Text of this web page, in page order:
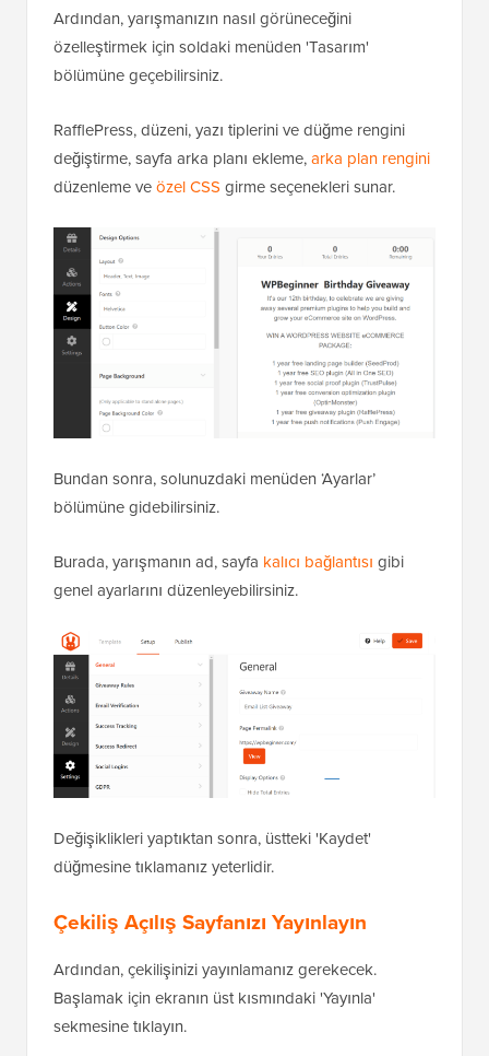
Ardından, yarışmanızın nasıl görüneceğini
özelleştirmek için soldaki menüden 'Tasarım'
bölümüne geçebilirsiniz.
RafflePress, düzeni, yazı tiplerini ve düğme rengini
değiştirme, sayfa arka planı ekleme,arka plan rengini
düzenleme veözel CSS girme seçenekleri sunar.
Bundan sonra, solunuzdaki menüden ‘Ayarlar’
bölümüne gidebilirsiniz.
Burada, yarışmanın ad, sayfa kalıcı bağlantısı gibi
genel ayarlarını düzenleyebilirsiniz.
Değişiklikleri yaptıktan sonra, üstteki 'Kaydet'
düğmesine tıklamanız yeterlidir.
Çekiliş Açılış Sayfanızı Yayınlayın
Ardından, çekilişinizi yayınlamanız gerekecek.
Başlamak için ekranın üst kısmındaki 'Yayınla'
sekmesine tıklayın.